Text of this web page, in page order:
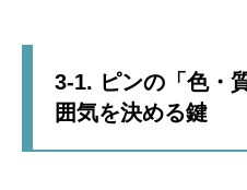
3-1. ピンの「色・
囲気を決める鍵